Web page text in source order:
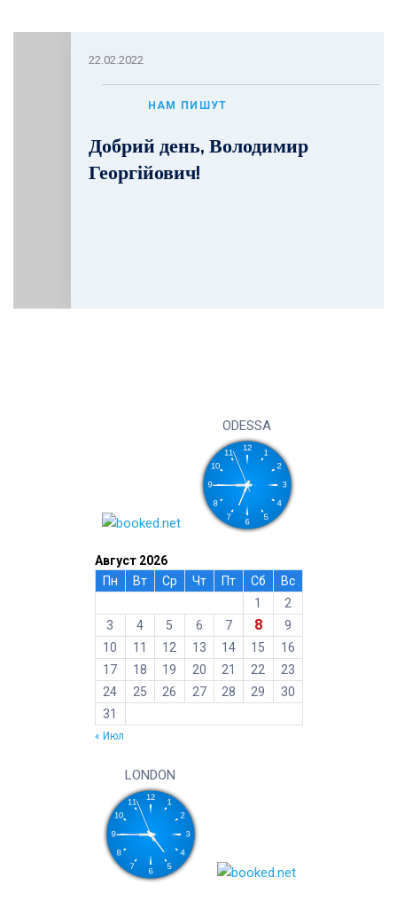
22.02.2022
НАМ ПИШУТ
Добрий день, Володимир
Георгійович!
ODESSA
Август 2026
Пн
Вт Ср Чт Пт Сб
Вс
1
2
3
4 5 6 7 8
9
10
11 12 13 14 15
16
17
18 19 20 21 22
23
24
25 26 27 28 29
30
31
« Июл
LONDON